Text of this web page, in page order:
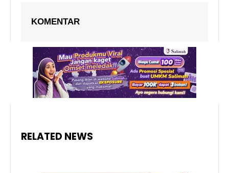
KOMENTAR
RELATED NEWS